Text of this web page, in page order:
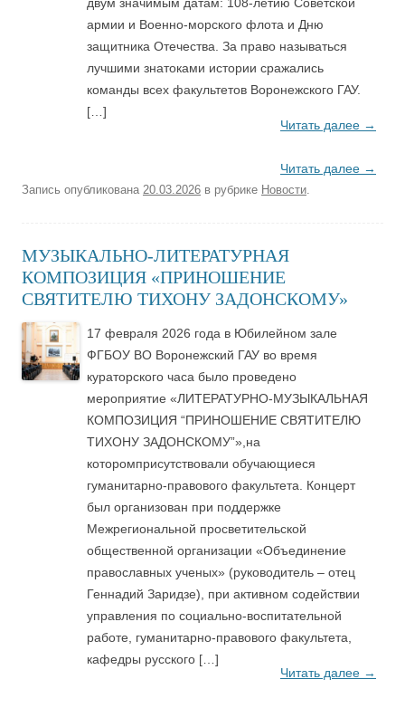
армии и Военно-морского флота и Дню
защитника Отечества. За право называться
лучшими знатоками истории сражались
команды всех факультетов Воронежского ГАУ.
[…]
Читать далее →
Читать далее →
Запись опубликована 20.03.2026 в рубрике Новости.
МУЗЫКАЛЬНО-ЛИТЕРАТУРНАЯ
КОМПОЗИЦИЯ «ПРИНОШЕНИЕ
СВЯТИТЕЛЮ ТИХОНУ ЗАДОНСКОМУ»
17 февраля 2026 года в Юбилейном зале
ФГБОУ ВО Воронежский ГАУ во время
кураторского часа было проведено
мероприятие «ЛИТЕРАТУРНО-МУЗЫКАЛЬНАЯ
КОМПОЗИЦИЯ “ПРИНОШЕНИЕ СВЯТИТЕЛЮ
ТИХОНУ ЗАДОНСКОМУ”»,на
которомприсутствовали обучающиеся
гуманитарно-правового факультета. Концерт
был организован при поддержке
Межрегиональной просветительской
общественной организации «Объединение
православных ученых» (руководитель – отец
Геннадий Заридзе), при активном содействии
управления по социально-воспитательной
работе, гуманитарно-правового факультета,
кафедры русского […]
Читать далее →